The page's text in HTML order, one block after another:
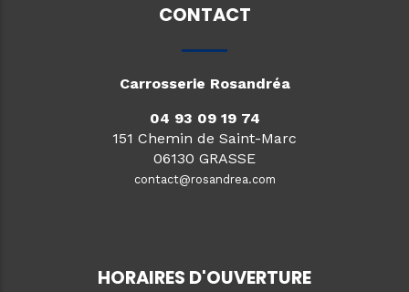
CONTACT
Carrosserie Rosandréa
04 93 09 19 74
151 Chemin de Saint-Marc
06130 GRASSE
contact@rosandrea.com
HORAIRES D'OUVERTURE